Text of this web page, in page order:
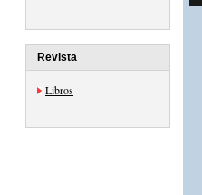
Revista
Libros